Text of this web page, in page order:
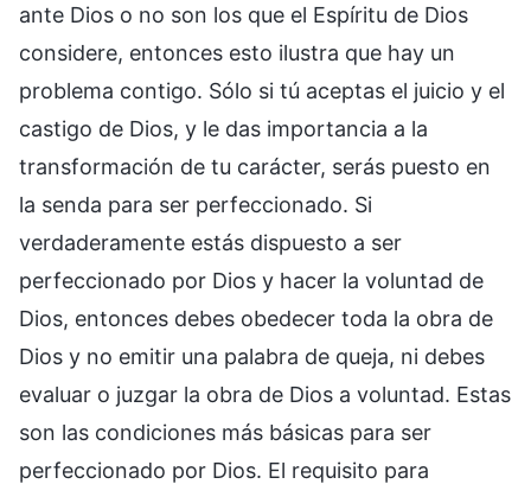
ante Dios o no son los que el Espíritu de Dios
considere, entonces esto ilustra que hay un
problema contigo. Sólo si tú aceptas el juicio y el
castigo de Dios, y le das importancia a la
transformación de tu carácter, serás puesto en
la senda para ser perfeccionado. Si
verdaderamente estás dispuesto a ser
perfeccionado por Dios y hacer la voluntad de
Dios, entonces debes obedecer toda la obra de
Dios y no emitir una palabra de queja, ni debes
evaluar o juzgar la obra de Dios a voluntad. Estas
son las condiciones más básicas para ser
perfeccionado por Dios. El requisito para